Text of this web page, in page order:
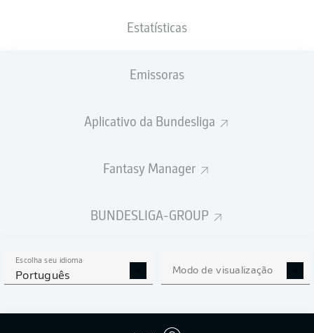
Estatísticas
Emissoras
Aplicativo da Bundesliga
Fantasy Manager
BUNDESLIGA-GROUP
Escolha seu idioma
Português Modo de visualização
ESTATÍSTICAS DA
TEMPORADA 2026/2027
ÁREAS